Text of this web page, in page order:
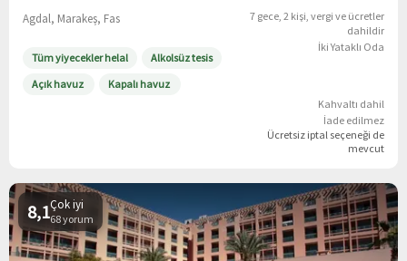
Agdal, Marakeş, Fas
Tüm yiyecekler helal
Alkolsüz tesis
Açık havuz
Kapalı havuz
7 gece 2 kişi vergi ve ücretler
dahildir
İki Yataklı Oda
Kahvaltı dahil
İade edilmez
Ücretsiz iptal seçeneği de
mevcut
Çok iyi
68 yorum
8,1